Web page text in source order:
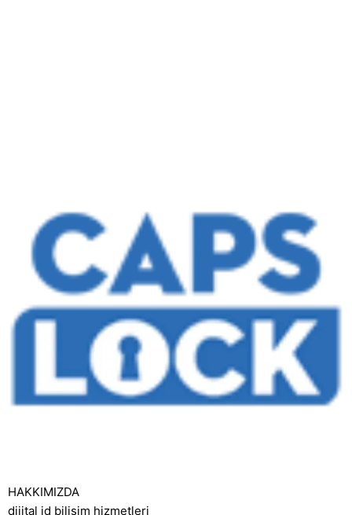
HAKKIMIZDA
dijital id bilişim hizmetleri